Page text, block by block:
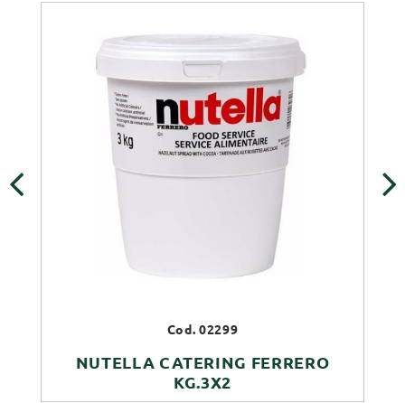
Cod. 02299
NUTELLA CATERING FERRERO
KG.3X2